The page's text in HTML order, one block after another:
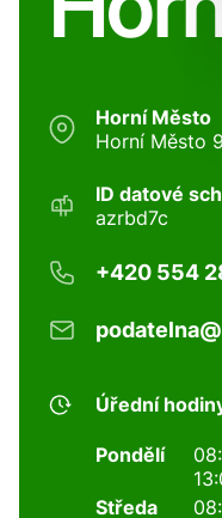
Horní Město
Horní Město
ID datové
azrbd7c
+420 554
Úřední
Pondělí
Středa